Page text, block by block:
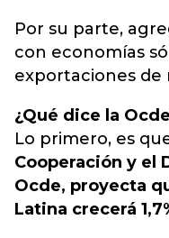
Por su parte,
con economías
exportaciones de
¿Qué dice la
Lo primero, es
Cooperación y el
Ocde, proyecta
Latina crecerá